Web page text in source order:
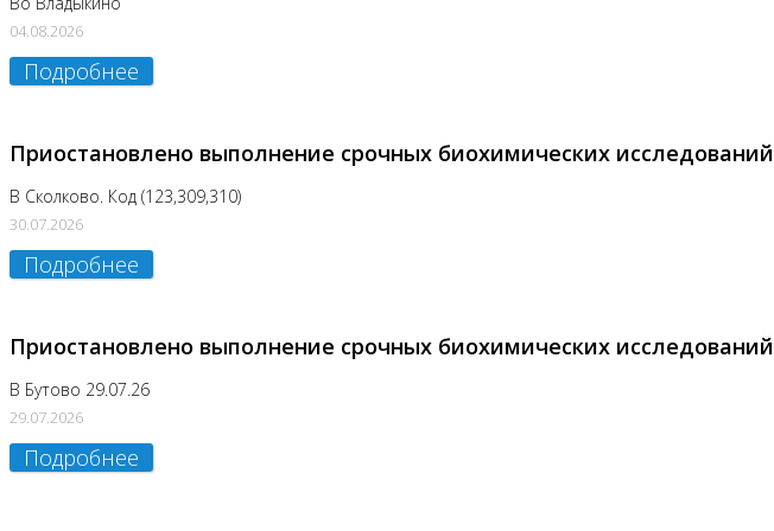
04.08.2026
Подробнее
Приостановлено выполнение срочных биохимических исследований
В Сколково. Код (123,309,310)
30.07.2026
Подробнее
Приостановлено выполнение срочных биохимических исследований
В Бутово 29.07.26
29.07.2026
Подробнее